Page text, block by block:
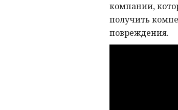
компании,
получить
повреждения.